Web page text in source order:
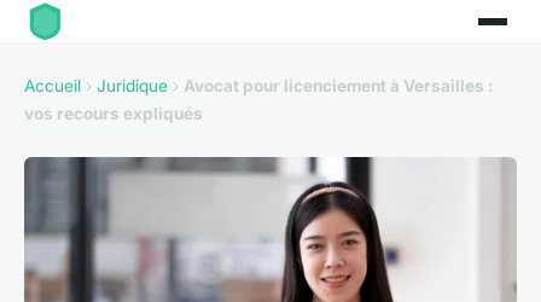
Accueil › Juridique › Avocat pour licenciement à Versailles :
vos recours expliqués